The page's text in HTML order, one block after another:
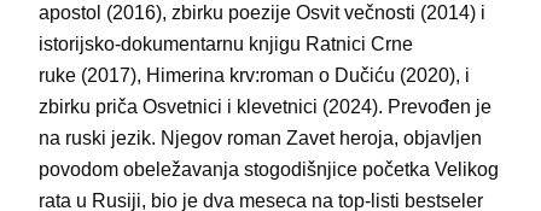
apostol (2016), zbirku poezije Osvit večnosti (2014) i
istorijsko-dokumentarnu knjigu Ratnici Crne
ruke (2017), Himerina krv:roman o Dučiću (2020), i
zbirku priča Osvetnici i klevetnici (2024). Prevođen je
na ruski jezik. Njegov roman Zavet heroja, objavljen
povodom obeležavanja stogodišnjice početka Velikog
rata u Rusiji, bio je dva meseca na top-listi bestseler